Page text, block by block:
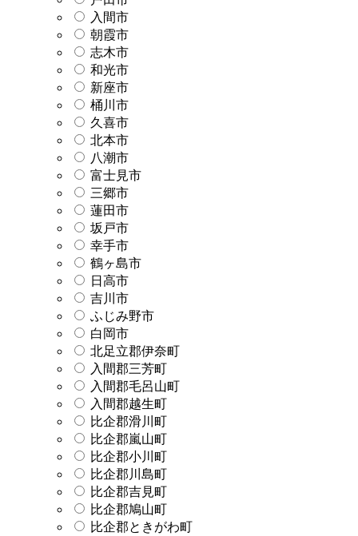
入間市
朝霞市
志木市
和光市
新座市
桶川市
久喜市
北本市
八潮市
富士見市
三郷市
蓮田市
坂戸市
幸手市
鶴ヶ島市
日高市
吉川市
ふじみ野市
白岡市
北足立郡伊奈町
入間郡三芳町
入間郡毛呂山町
入間郡越生町
比企郡滑川町
比企郡嵐山町
比企郡小川町
比企郡川島町
比企郡吉見町
比企郡鳩山町
比企郡ときがわ町